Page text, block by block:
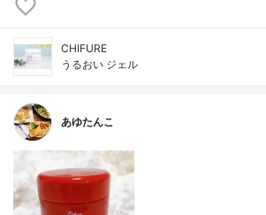
CHIFURE
うるおい ジェル
あゆたんこ